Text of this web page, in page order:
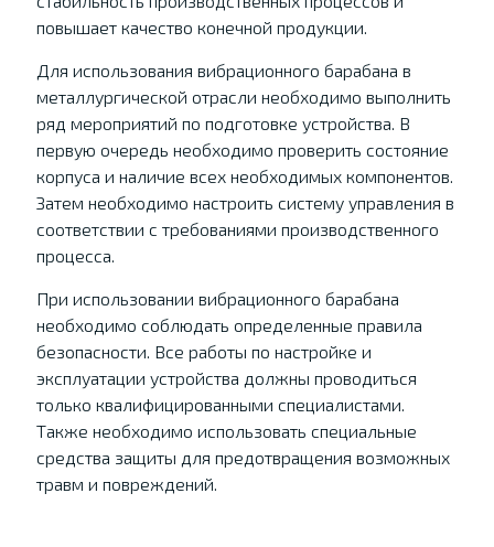
повышает качество конечной продукции.
Для использования вибрационного барабана в
металлургической отрасли необходимо выполнить
ряд мероприятий по подготовке устройства. В
первую очередь необходимо проверить состояние
корпуса и наличие всех необходимых компонентов.
Затем необходимо настроить систему управления в
соответствии с требованиями производственного
процесса.
При использовании вибрационного барабана
необходимо соблюдать определенные правила
безопасности. Все работы по настройке и
эксплуатации устройства должны проводиться
только квалифицированными специалистами.
Также необходимо использовать специальные
средства защиты для предотвращения возможных
травм и повреждений.